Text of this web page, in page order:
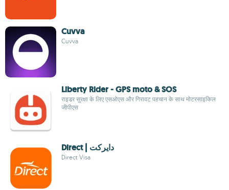
Cuvva
Cuvva
Liberty Rider - GPS moto & SOS
राइडर सुरक्षा के लिए एसओएस और गिरावट पहचान के साथ मोटरसाइकिल
जीपीएस
Direct | دايركت
Direct Visa